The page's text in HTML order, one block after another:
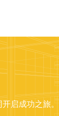
启成功之旅。